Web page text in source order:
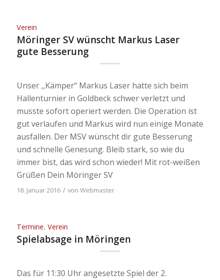
Verein
Möringer SV wünscht Markus Laser
gute Besserung
Unser ,,Kämper“ Markus Laser hatte sich beim
Hallenturnier in Goldbeck schwer verletzt und
musste sofort operiert werden. Die Operation ist
gut verlaufen und Markus wird nun einige Monate
ausfallen. Der MSV wünscht dir gute Besserung
und schnelle Genesung. Bleib stark, so wie du
immer bist, das wird schon wieder! Mit rot-weißen
Grüßen Dein Möringer SV
18. Januar 2016 / von Webmaster
Termine, Verein
Spielabsage in Möringen
Das für 11:30 Uhr angesetzte Spiel der 2.